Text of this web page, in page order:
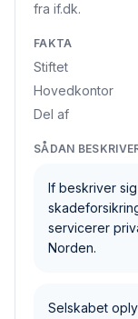
fra if.dk.
FAKTA
Stiftet
Hovedkontor
Del af
SÅDAN
If beskriver
servicerer
Norden.
Selskabet